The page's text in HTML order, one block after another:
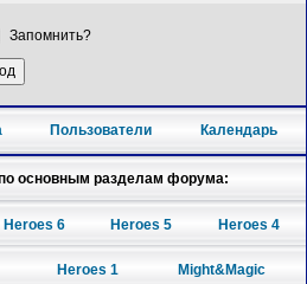
Запомнить?
Пользователи Календарь
основным разделам форума:
Heroes 6 Heroes 5 Heroes 4
Heroes 1 Might&Magic